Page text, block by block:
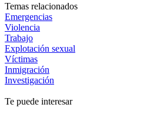
Temas relacionados
Emergencias
Violencia
Trabajo
Explotación sexual
Víctimas
Inmigración
Investigación
Te puede interesar